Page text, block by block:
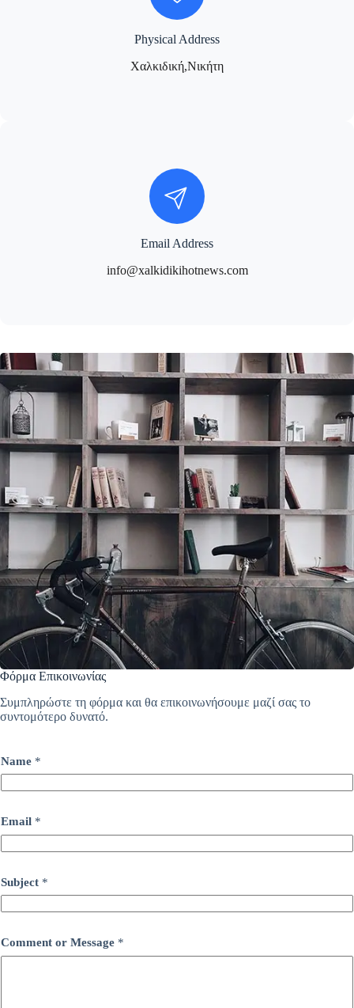
Physical Address
Χαλκιδική,Νικήτη
Email Address
info@xalkidikihotnews.com
Φόρμα Επικοινωνίας
Συμπληρώστε τη φόρμα και θα επικοινωνήσουμε μαζί σας το
συντομότερο δυνατό.
Name *
Email *
Subject *
Comment or Message *